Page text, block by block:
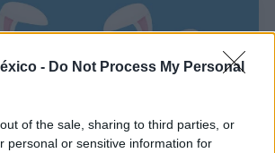
- Do Not Process My Personal
of the sale, sharing to third parties, or
personal or sensitive information for